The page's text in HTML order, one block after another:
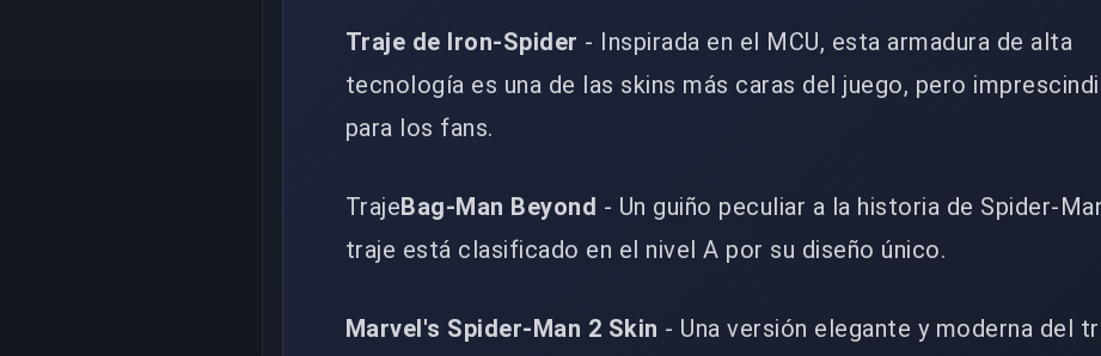
Traje de Iron-Spider - Inspirada en el MCU, esta armadura de alta
tecnología es una de las skins más caras del juego, pero
para los fans.
TrajeBag-Man Beyond - Un guiño peculiar a la historia de Spider-
traje está clasificado en el nivel A por su diseño único.
Marvel's Spider-Man 2 Skin - Una versión elegante y moderna del